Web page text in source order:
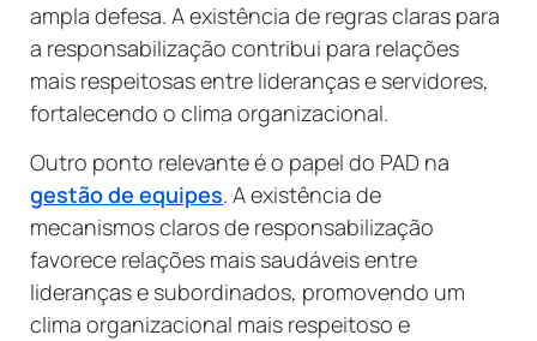
ampla defesa. A existência de regras claras para
a responsabilização contribui para relações
mais respeitosas entre lideranças e servidores,
fortalecendo o clima organizacional.
Outro ponto relevante é o papel do PAD na
gestão de equipes. A existência de
mecanismos claros de responsabilização
favorece relações mais saudáveis entre
lideranças e subordinados, promovendo um
clima organizacional mais respeitoso e